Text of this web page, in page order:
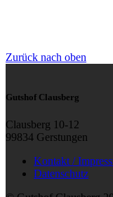
Zurück nach oben
Gutshof Clausberg
Clausberg 10-12
99834 Gerstungen
Kontakt /
Datenschutz